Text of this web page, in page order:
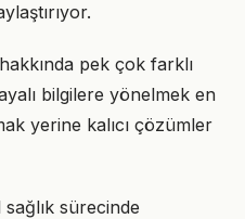
pek çok farklı
bilgilere yönelmek en
yerine kalıcı çözümler
sürecinde